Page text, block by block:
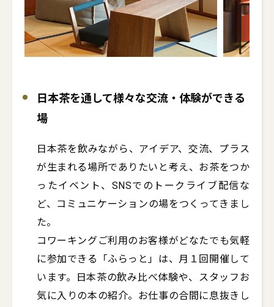
日本茶を通して様々な交流・体験ができる
場
日本茶を飲みながら、アイデア、交流、プラス
が生まれる場所でありたいと考え、お茶をつか
ったイベント、SNSでのトークライブ配信な
ど、コミュニケーションの場をつくってきまし
た。
コワーキングご利用のお客様がどなたでも気軽
に参加できる「ふらっと」は、月１回開催して
います。日本茶の飲み比べ体験や、スタッフお
気に入りの本の紹介。お仕事の合間に息抜きし